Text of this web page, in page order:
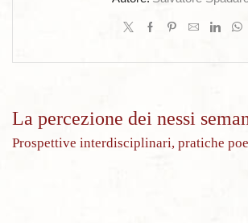
La percezione dei nessi
Prospettive interdisciplinari, pratiche